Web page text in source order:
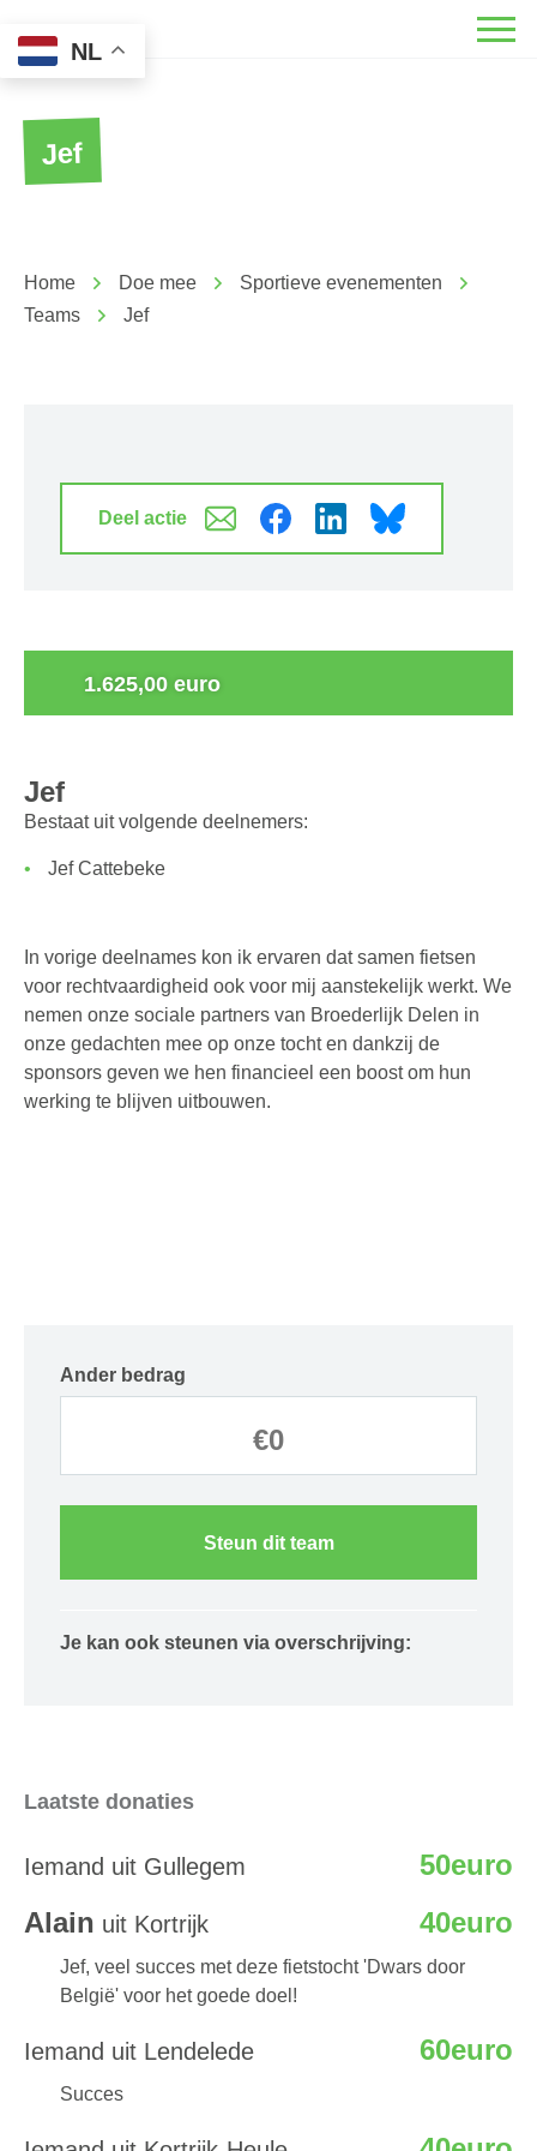
Jef
Home Doe mee
Sportieve evenementen
Teams
Jef
Deel actie
1.625,00 euro
Jef
Bestaat uit volgende deelnemers:
Jef Cattebeke
In vorige deelnames kon ik ervaren dat samen fietsen
voor rechtvaardigheid ook voor mij aanstekelijk werkt. We
nemen onze sociale partners van Broederlijk Delen in
onze gedachten mee op onze tocht en dankzij de
sponsors geven we hen financieel een boost om hun
werking te blijven uitbouwen.
Ander bedrag
Steun dit team
Je kan ook steunen via overschrijving:
Laatste donaties
Iemand uit Gullegem
50euro
Alain uit Kortrijk 40euro
Jef, veel succes met deze fietstocht 'Dwars door
België' voor het goede doel!
Iemand uit Lendelede 60euro
Succes
NL